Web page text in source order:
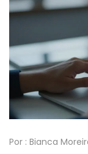
Por : Bianca